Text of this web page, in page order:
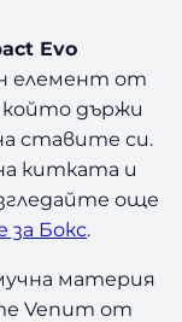
Evo
елемент от
който държи
ставите си.
китката и
още
Бокс.
материя
Venum от